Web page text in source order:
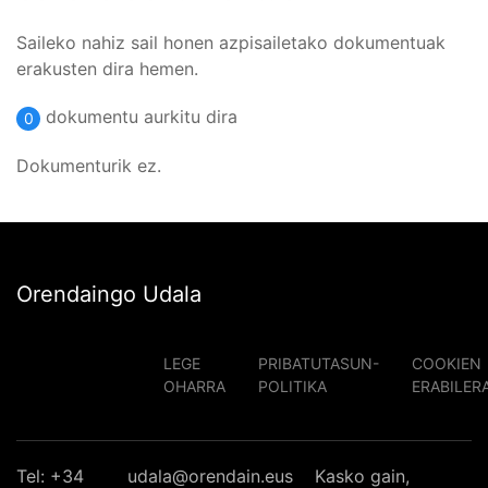
Saileko nahiz sail honen azpisailetako dokumentuak
erakusten dira hemen.
0 dokumentu aurkitu dira
Dokumenturik ez.
Orendaingo Udala
LEGE
OHARRA
PRIBATUTASUN-
POLITIKA
COOKIEN
Tel: +34 udala@orendain.eus Kasko gain,